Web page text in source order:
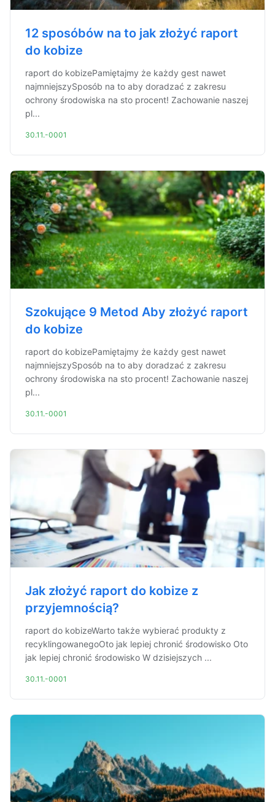
12 sposóbów na to jak złożyć raport
do kobize
raport do kobizePamiętajmy że każdy gest nawet
najmniejszySposób na to aby doradzać z zakresu
ochrony środowiska na sto procent! Zachowanie naszej
pl...
30.11.-0001
Szokujące 9 Metod Aby złożyć raport
do kobize
raport do kobizePamiętajmy że każdy gest nawet
najmniejszySposób na to aby doradzać z zakresu
ochrony środowiska na sto procent! Zachowanie naszej
pl...
30.11.-0001
Jak złożyć raport do kobize z
przyjemnością?
raport do kobizeWarto także wybierać produkty z
recyklingowanegoOto jak lepiej chronić środowisko Oto
jak lepiej chronić środowisko W dzisiejszych ...
30.11.-0001